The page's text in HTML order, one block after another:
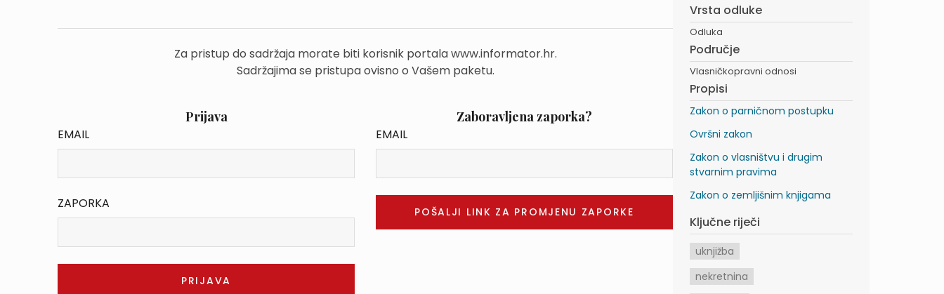
Za pristup do sadržaja morate biti korisnik portala www.informator.hr.
Sadržajima se pristupa ovisno o Vašem paketu.
Prijava
EMAIL
ZAPORKA
Zaboravljena zaporka?
EMAIL
Vrsta odluke
Odluka
Područje
Vlasničkopravni odnosi
Propisi
Zakon o parničnom postupku
Ovršni zakon
Zakon o vlasništvu i drugim
stvarnim pravima
Zakon o zemljišnim knjigama
Ključne riječi
uknjižba
nekretnina